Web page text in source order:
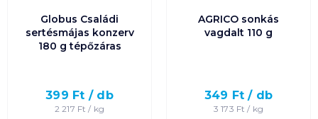
Globus Családi
sertésmájas konzerv
180 g tépőzáras
399 Ft / db
2 217 Ft / kg
AGRICO sonkás
vagdalt 110 g
349 Ft / db
3 173 Ft / kg